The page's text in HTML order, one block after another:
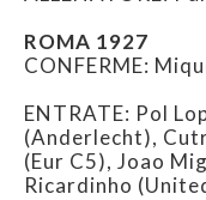
ROMA 1927
CONFERME:
ENTRATE: Pol
(Anderlecht),
(Eur C5), Joao
Ricardinho